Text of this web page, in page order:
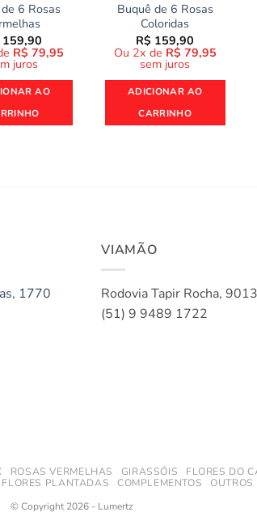
6 Rosas
159,90
R$ 79,95
juros
AO
Buquê de 6 Rosas
Coloridas
R$ 159,90
Ou 2x de R$ 79,95
sem juros
ADICIONAR AO
CARRINHO
1770
VIAMÃO
Rodovia Tapir Rocha, 9013
(51) 9 9489 1722
ROSAS VERMELHAS GIRASSÓIS FLORES DO
PLANTADAS
COMPLEMENTOS
OUTROS
© Copyright 2026 - Lumertz